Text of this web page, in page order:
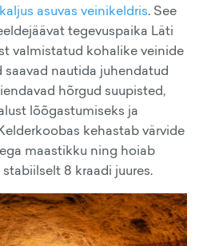
asuvas veinikeldris. See
tegevuspaika Läti
valmistatud kohalike veinide
saavad nautida juhendatud
hõrgud suupisted,
lõõgastumiseks ja
kehastab värvide
maastikku ning hoiab
8 kraadi juures.